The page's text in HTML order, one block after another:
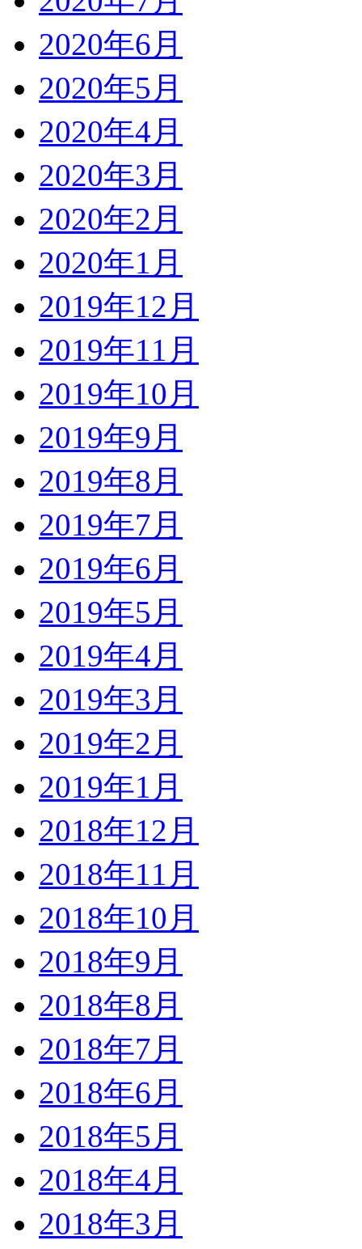
2020年6月
2020年5月
2020年4月
2020年3月
2020年2月
2020年1月
2019年12月
2019年11月
2019年10月
2019年9月
2019年8月
2019年7月
2019年6月
2019年5月
2019年4月
2019年3月
2019年2月
2019年1月
2018年12月
2018年11月
2018年10月
2018年9月
2018年8月
2018年7月
2018年6月
2018年5月
2018年4月
2018年3月